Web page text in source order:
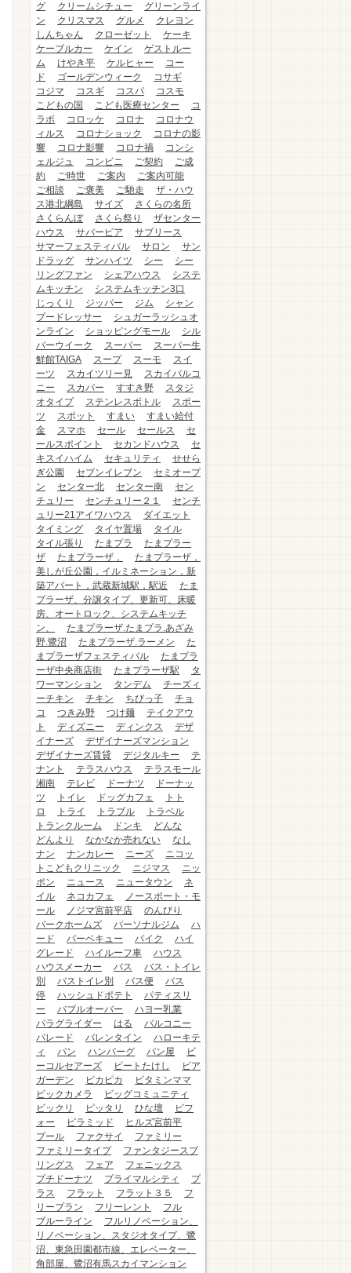
グ
クリームシチュー
グリーンライ
ン
クリスマス グルメ
クレヨン
しんちゃん
クローゼット
ケーキ
ケーブルカー
ケイン
ゲストルー
ム
けやき平 ケルヒャー
コー
ド
ゴールデンウィーク
コサギ
コジマ
コスギ コスパ
コスモ
こどもの国
こども医療センター
コ
ラボ
コロッケ コロナ
コロナウ
ィルス
コロナショック
コロナの影
響
コロナ影響 コロナ禍
コンシ
ェルジュ
コンビニ ご契約
ご成
約
ご時世 ご案内
ご案内可能
ご相談
ご褒美 ご馳走
ザ・ハウ
ス港北綱島
サイズ
さくらの名所
さくらんぼ
さくら祭り
ザセンター
ハウス
サバービア
サブリース
サマーフェスティバル
サロン
サン
ドラッグ
サンハイツ シー
シー
リングファン
シェアハウス
システ
ムキッチン
システムキッチン3口
じっくり
ジッパー ジム
シャン
プードレッサー
シュガーラッシュオ
ンライン
ショッピングモール
シル
バーウイーク
スーパー
スーパー生
鮮館TAIGA
スープ スーモ
スイ
ーツ
スカイツリー見
スカイバルコ
ニー
スカパー すすき野
スタジ
オタイプ
ステンレスボトル
スポー
ツ
スポット すまい
すまい給付
金
スマホ セール セールス
セ
ールスポイント
セカンドハウス
セ
キスイハイム
セキュリティ
せせら
ぎ公園
セブンイレブン
セミオープ
ン
センター北 センター南
セン
チュリー
センチュリー２１
センチ
ュリー21アイワハウス
ダイエット
タイミング
タイヤ置場
タイル
タイル張り
たまプラ
たまプラー
ザ
たまプラーザ，
たまプラーザ，
美しが丘公園，イルミネーション，新
築アパート，武蔵新城駅，駅近
たま
プラーザ、分譲タイプ、更新可、床暖
房、オートロック、システムキッチ
ン、
たまプラーザ.たまプラ.あざみ
野.鷺沼
たまプラーザ.ラーメン
た
まプラーザフェスティバル
たまプラ
ーザ中央商店街
たまプラーザ駅
タ
ワーマンション
タンデム
チーズィ
ーチキン
チキン ちびっ子
チョ
コ
つきみ野 つけ麺
テイクアウ
ト
ディズニー ディンクス
デザ
イナーズ
デザイナーズマンション
デザイナーズ賃貸
デジタルキー
テ
ナント
テラスハウス
テラスモール
湘南
テレビ ドーナツ
ドーナッ
ツ
トイレ ドッグカフェ
トト
ロ
トライ トラブル
トラベル
トランクルーム
ドンキ
どんな
どんより
なかなか売れない
なし
ナン
ナンカレー ニーズ
ニコッ
トこどもクリニック
ニジマス
ニッ
ポン
ニュース ニュータウン
ネ
イル
ネコカフェ
ノースポート・モ
ール
ノジマ宮前平店
のんびり
パークホームズ
パーソナルジム
ハ
ード
バーベキュー バイク
ハイ
グレード
ハイルーフ車
ハウス
ハウスメーカー
バス
バス・トイレ
別
バストイレ別 バス便
バス
停
ハッシュドポテト
パティスリ
ー
バブルオーバー
ハヨー乳業
パラグライダー
はる
バルコニー
パレード
バレンタイン
ハローキテ
ィ
パン ハンバーグ パン屋
ビ
ーコルセアーズ
ビートたけし
ビア
ガーデン
ピカピカ
ビタミンママ
ビックカメラ
ビッグコミュニティ
ビックリ
ピッタリ ひな壇
ビフ
ォー
ピラミッド
ヒルズ宮前平
プール
ファクサイ
ファミリー
ファミリータイプ
ファンタジースプ
リングス
フェア
フェニックス
プチドーナツ
プライマルシティ
プ
ラス
フラット フラット３５
フ
リープラン
フリーレント
フル
ブルーライン
フルリノベーション、
リノベーション、スタジオタイプ、鷺
沼、東急田園都市線、エレベーター、
角部屋、鷺沼有馬スカイマンション